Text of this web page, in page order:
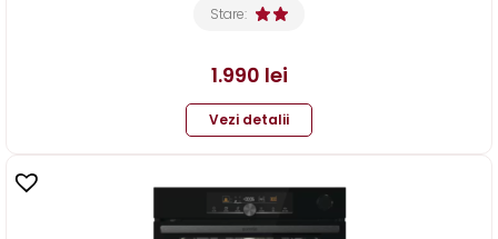
Stare:
1.990 lei
Vezi detalii